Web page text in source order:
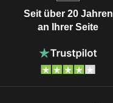
Seit über 20 Jahren
an Ihrer Seite